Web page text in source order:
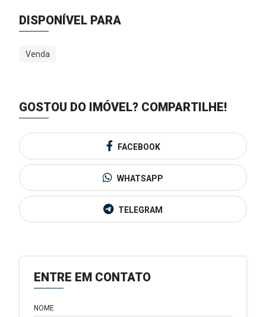
ENTRE EM CONTATO
NOME
DISPONÍVEL PARA
Venda
GOSTOU DO IMÓVEL? COMPARTILHE!
FACEBOOK
WHATSAPP
TELEGRAM